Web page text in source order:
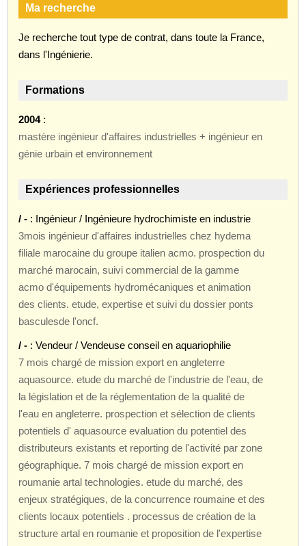
Ma recherche
Je recherche tout type de contrat, dans toute la France,
dans l'Ingénierie.
Formations
2004:
mastère ingénieur d'affaires industrielles + ingénieur en
génie urbain et environnement
Expériences professionnelles
/ - : Ingénieur / Ingénieure hydrochimiste en industrie
3mois ingénieur d'affaires industrielles chez hydema
filiale marocaine du groupe italien acmo. prospection du
marché marocain, suivi commercial de la gamme
acmo d'équipements hydromécaniques et animation
des clients. etude, expertise et suivi du dossier ponts
basculesde l'oncf.
/ - : Vendeur / Vendeuse conseil en aquariophilie
7 mois chargé de mission export en angleterre
aquasource. etude du marché de l'industrie de l'eau, de
la législation et de la réglementation de la qualité de
l'eau en angleterre. prospection et sélection de clients
potentiels d' aquasource evaluation du potentiel des
distributeurs existants et reporting de l'activité par zone
géographique. 7 mois chargé de mission export en
roumanie artal technologies. etude du marché, des
enjeux stratégiques, de la concurrence roumaine et des
clients locaux potentiels . processus de création de la
structure artal en roumanie et proposition de l'expertise